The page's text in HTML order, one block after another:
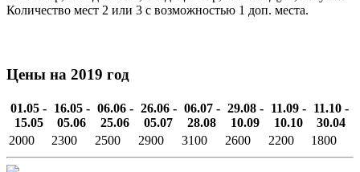
Количество мест 2 или 3 с возможностью 1 доп. места.
Цены на 2019 год
01.05 -
15.05
16.05 -
05.06
06.06 -
25.06
26.06 -
05.07
06.07 -
28.08
29.08 -
10.09
11.09 -
10.10
11.10 -
30.04
2000
2300 2500 2900 3100 2600 2200 1800